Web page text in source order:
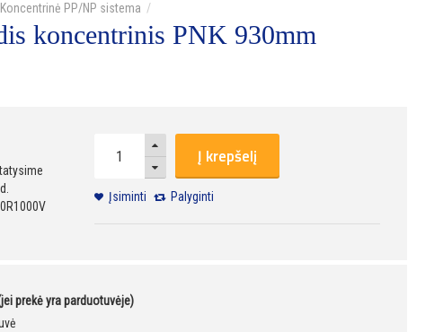
Koncentrinė PP/NP sistema
koncentrinis PNK 930mm
Į krepšelį
Įsiminti Palyginti
prekė yra parduotuvėje)